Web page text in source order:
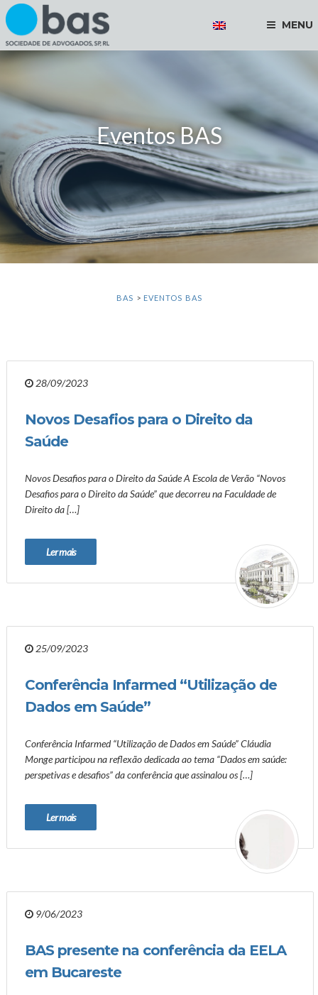
MENU
Eventos BAS
BAS > EVENTOS BAS
28/09/2023
Novos Desafios para o Direito da
Saúde
Novos Desafios para o Direito da Saúde A Escola de Verão “Novos
Desafios para o Direito da Saúde” que decorreu na Faculdade de
Direito da […]
Ler mais
25/09/2023
Conferência Infarmed “Utilização de
Dados em Saúde”
Conferência Infarmed “Utilização de Dados em Saúde” Cláudia
Monge participou na reflexão dedicada ao tema “Dados em saúde:
perspetivas e desafios” da conferência que assinalou os […]
Ler mais
9/06/2023
BAS presente na conferência da EELA
em Bucareste